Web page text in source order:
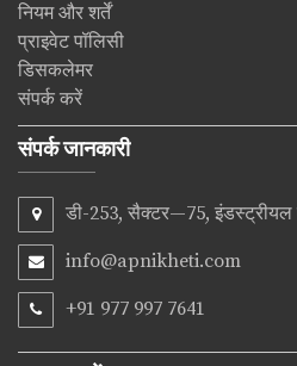
नियम और शर्तें
प्राइवेट पॉलिसी
डिसकलेमर
संपर्क करें
संपर्क जानकारी
डी-253, सैक्टर—75, इंडस्ट्रीयल
info@apnikheti.com
+91 977 997 7641